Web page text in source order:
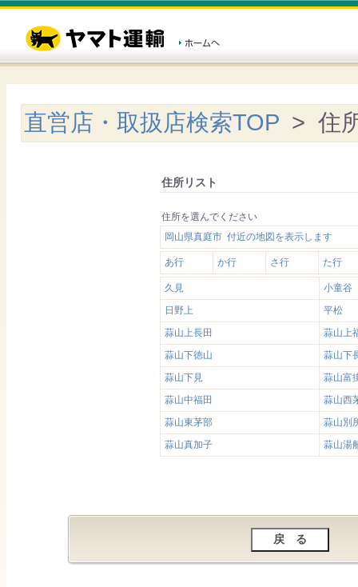
直営店・取扱店検索TOP > 住
住所リスト
住所を選んでください
岡山県真庭市 付近の地図を表示します
あ行 か行 さ行 た行
久見
小童谷
日野上
平松
蒜山上長田
蒜山上
蒜山下徳山
蒜山下
蒜山下見
蒜山富
蒜山中福田
蒜山西
蒜山東茅部
蒜山別
蒜山真加子
蒜山湯